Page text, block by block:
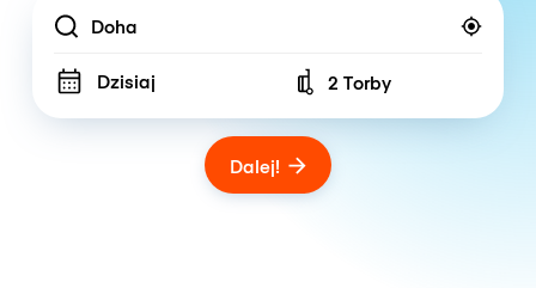
Location
Dzisiaj Number of bags
2 Torby
Dalej!